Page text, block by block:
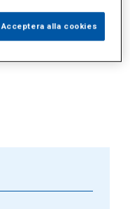
Sophianytt (0)
Acceptera alla cookies